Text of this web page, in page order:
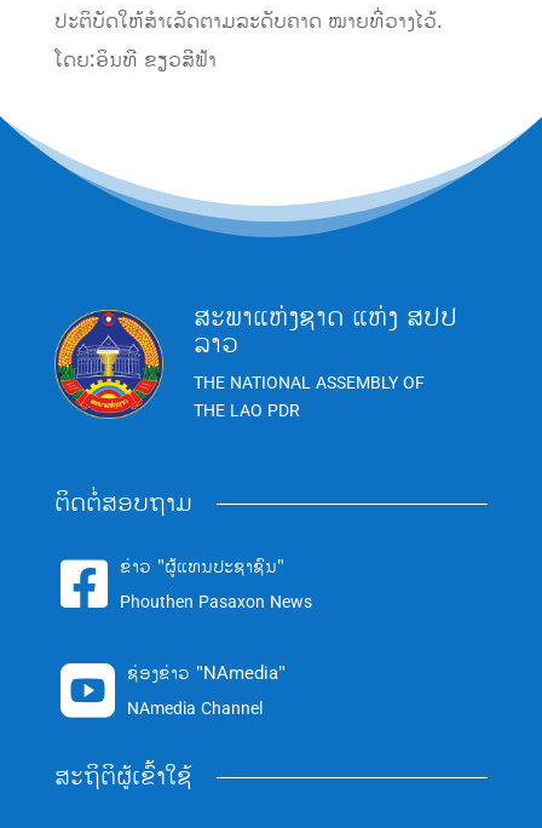
ປະຕິບັດໃຫ້ສໍາເລັດຕາມລະດັບຄາດ ໝາຍທີ່ວາງໄວ້.
ໂດຍ:ອິນທີ ຂຽວສີຟ້າ
ສະພາແຫ່ງຊາດ ແຫ່ງ ສປປ
ລາວ
THE NATIONAL ASSEMBLY OF
THE LAO PDR
ຕິດຕໍ່ສອບຖາມ
 ຂ່າວ "ຜູ້ແທນປະຊາຊົນ"
Phouthen Pasaxon News
 ຊ່ອງຂ່າວ "NAmedia"
NAmedia Channel
ສະຖິຕິຜູ້ເຂົ້າໃຊ້